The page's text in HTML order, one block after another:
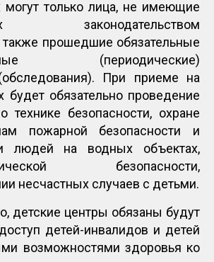
могут только лица, не имеющие
законодательством
также прошедшие обязательные
(периодические)
При приеме на
будет обязательно проведение
технике безопасности, охране
пожарной безопасности и
людей на водных объектах,
безопасности,
несчастных случаев с детьми.
детские центры обязаны будут
детей-инвалидов и детей
возможностями здоровья ко